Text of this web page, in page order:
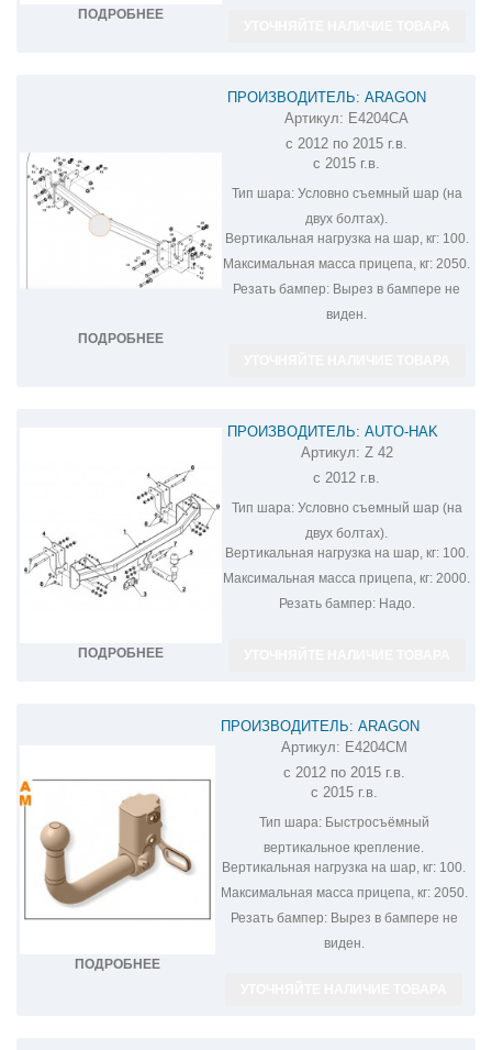
ПОДРОБНЕЕ
ПОДРОБНЕЕ
ПРОИЗВОДИТЕЛЬ: ARAGON
ФАРКОП НА MITSUBISHI OUTLANDER
E4204CA
Артикул: E4204CA
с 2012 по 2015 г.в.
с 2015 г.в.
Тип шара:Условно съемный шар (на
двух болтах).
Вертикальная нагрузка на шар, кг:100.
Максимальная масса прицепа, кг: 2050.
Резать бампер: Вырез в бампере не
виден.
ПОДРОБНЕЕ
ПРОИЗВОДИТЕЛЬ: AUTO-HAK
ФАРКОП НА MITSUBISHI OUTLANDER
Z 42
Артикул: Z 42
с 2012 г.в.
Тип шара:Условно съемный шар (на
двух болтах).
Вертикальная нагрузка на шар, кг:100.
Максимальная масса прицепа, кг: 2000.
Резать бампер:Надо.
ПОДРОБНЕЕ
ПРОИЗВОДИТЕЛЬ: ARAGON
ФАРКОП НА MITSUBISHI OUTLANDER
E4204CM
Артикул: E4204CM
с 2012 по 2015 г.в.
с 2015 г.в.
Тип шара:Быстросъёмный
вертикальное крепление.
Вертикальная нагрузка на шар, кг: 100.
Максимальная масса прицепа, кг:2050.
Резать бампер:Вырез в бампере не
виден.